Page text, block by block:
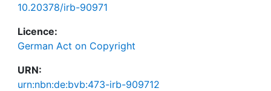
10.20378/irb-90971
Licence:
German Act on Copyright
URN:
urn:nbn:de:bvb:473-irb-909712